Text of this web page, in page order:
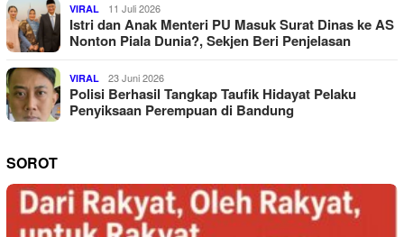
VIRAL 11 Juli 2026
Istri dan Anak Menteri PU Masuk Surat Dinas ke AS
Nonton Piala Dunia?, Sekjen Beri Penjelasan
VIRAL 23 Juni 2026
Polisi Berhasil Tangkap Taufik Hidayat Pelaku
Penyiksaan Perempuan di Bandung
SOROT